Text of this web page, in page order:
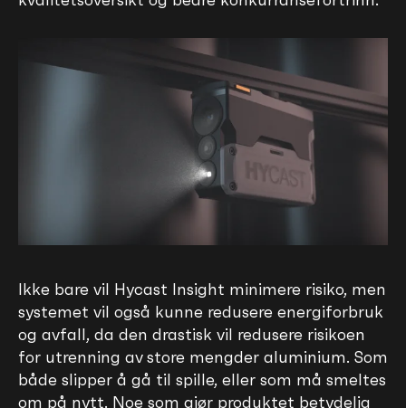
Ikke bare vil Hycast Insight minimere risiko, men
systemet vil også kunne redusere energiforbruk
og avfall, da den drastisk vil redusere risikoen
for utrenning av store mengder aluminium. Som
både slipper å gå til spille, eller som må smeltes
om på nytt. Noe som gjør produktet betydelig